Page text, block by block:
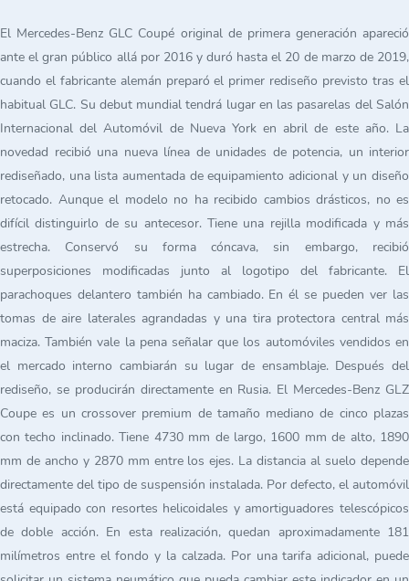
El Mercedes-Benz GLC Coupé original de primera generación apareció
ante el gran público allá por 2016 y duró hasta el 20 de marzo de 2019,
cuando el fabricante alemán preparó el primer rediseño previsto tras el
habitual GLC. Su debut mundial tendrá lugar en las pasarelas del Salón
Internacional del Automóvil de Nueva York en abril de este año. La
novedad recibió una nueva línea de unidades de potencia, un interior
rediseñado, una lista aumentada de equipamiento adicional y un diseño
retocado. Aunque el modelo no ha recibido cambios drásticos, no es
difícil distinguirlo de su antecesor. Tiene una rejilla modificada y más
estrecha. Conservó su forma cóncava, sin embargo, recibió
superposiciones modificadas junto al logotipo del fabricante. El
parachoques delantero también ha cambiado. En él se pueden ver las
tomas de aire laterales agrandadas y una tira protectora central más
maciza. También vale la pena señalar que los automóviles vendidos en
el mercado interno cambiarán su lugar de ensamblaje. Después del
rediseño, se producirán directamente en Rusia. El Mercedes-Benz GLZ
Coupe es un crossover premium de tamaño mediano de cinco plazas
con techo inclinado. Tiene 4730 mm de largo, 1600 mm de alto, 1890
mm de ancho y 2870 mm entre los ejes. La distancia al suelo depende
directamente del tipo de suspensión instalada. Por defecto, el automóvil
está equipado con resortes helicoidales y amortiguadores telescópicos
de doble acción. En esta realización, quedan aproximadamente 181
milímetros entre el fondo y la calzada. Por una tarifa adicional, puede